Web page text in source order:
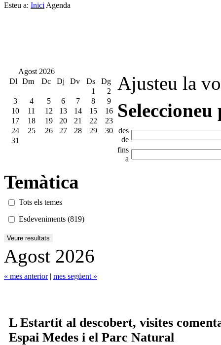
Esteu a: Inici Agenda
Agost 2026
Dl
Dm Dc Dj Dv Ds
Dg
1
2
3
4 5 6 7 8
9
10
11 12 13 14 15
16
17
18 19 20 21 22
23
24
25 26 27 28 29
30
31
Ajusteu la
Seleccioneu
des
de
fins
a
Temàtica
Tots els temes
Esdeveniments (819)
Agost 2026
« mes anterior| mes següent »
L Estartit al descobert, visites
Espai Medes i el Parc Natural